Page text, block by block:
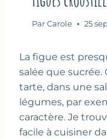
Par Carole 25
La figue est
salée que
tarte, dans une
légumes, par
caractère. Je
facile à cuisiner